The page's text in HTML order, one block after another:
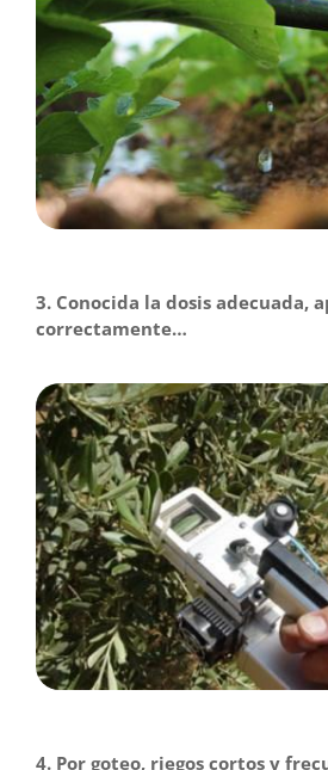
3. Conocida la dosis adecuada,
correctamente…
4. Por goteo, riegos cortos y